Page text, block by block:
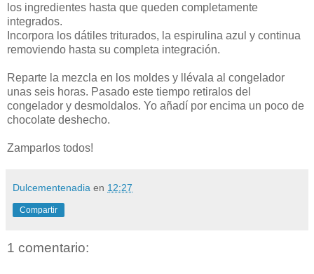
los ingredientes hasta que queden completamente
integrados.
Incorpora los dátiles triturados, la espirulina azul y continua
removiendo hasta su completa integración.
Reparte la mezcla en los moldes y llévala al congelador
unas seis horas. Pasado este tiempo retiralos del
congelador y desmoldalos. Yo añadí por encima un poco de
chocolate deshecho.
Zamparlos todos!
Dulcementenadia en 12:27
Compartir
1 comentario: